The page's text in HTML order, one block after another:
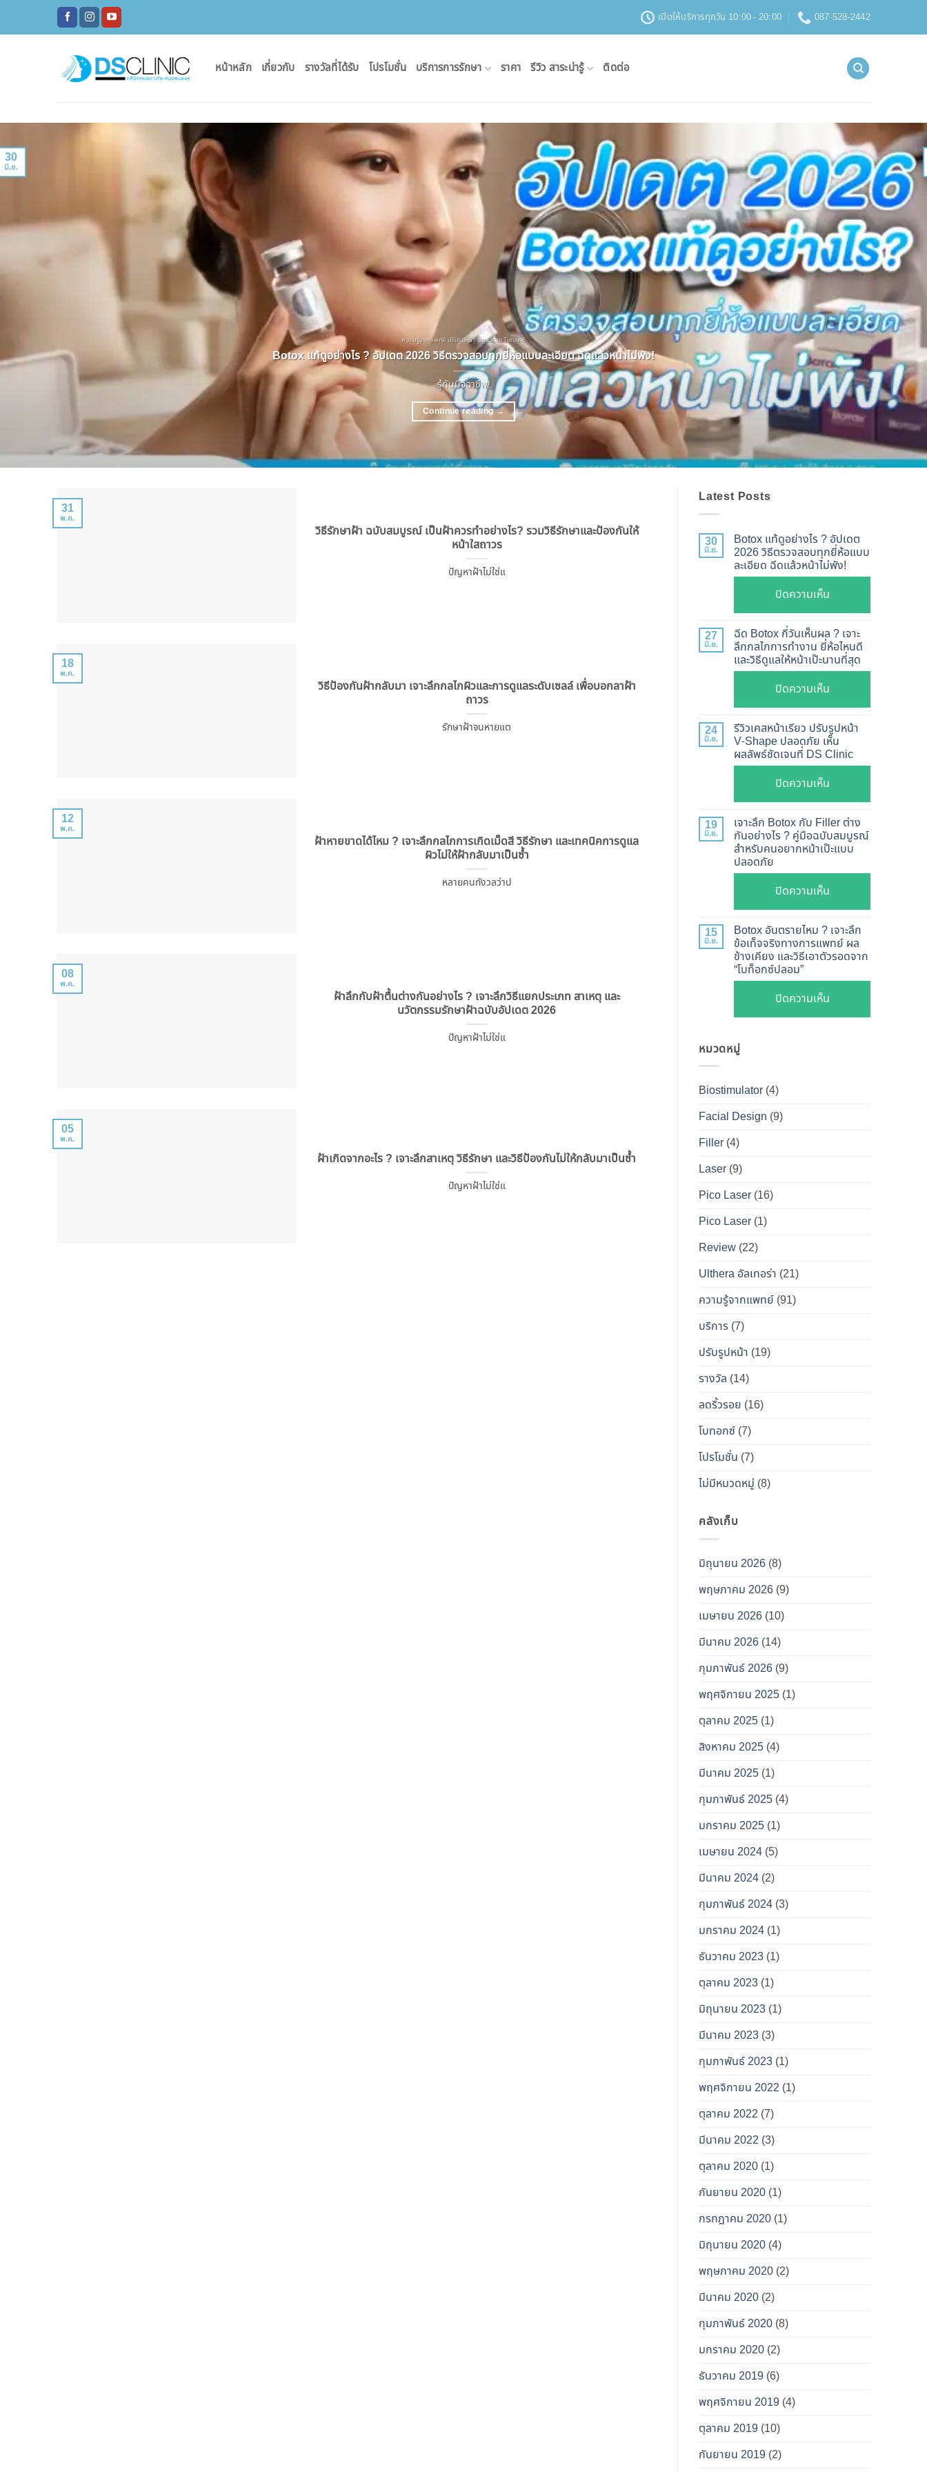
เปิดให้บริการทุกวัน 10:00 - 20:00 087-528-2442
หน้าหลัก เกี่ยวกับ รางวัลที่ได้รับ โปรโมชั่น บริการการรักษา ราคา รีวิว สาระน่ารู้ ติดต่อ
ความรู้จากแพทย์ ปรับรูปหน้า ลดริ้วรอย โบทอกซ์
Botox แท้ดูอย่างไร ? อัปเดต 2026 วิธีตรวจสอบทุกยี่ห้อแบบละเอียด ฉีดแล้วหน้าไม่พัง!
รู้ทันมิจฉาชีพ!
Continue reading→
30
มิ.ย.
วิธีรักษาฝ้า ฉบับสมบูรณ์ เป็นฝ้าควรทำอย่างไร? รวมวิธีรักษาและป้องกันให้
หน้าใสถาวร
ปัญหาฝ้าไม่ใช่แ
31
พ.ค.
วิธีป้องกันฝ้ากลับมา เจาะลึกกลไกผิวและการดูแลระดับเซลล์ เพื่อบอกลาฝ้า
ถาวร
รักษาฝ้าจนหายแต
18
พ.ค.
ฝ้าหายขาดได้ไหม ? เจาะลึกกลไกการเกิดเม็ดสี วิธีรักษา และเทคนิคการดูแล
ผิวไม่ให้ฝ้ากลับมาเป็นซ้ำ
หลายคนกังวลว่าป
12
พ.ค.
ฝ้าลึกกับฝ้าตื้นต่างกันอย่างไร ? เจาะลึกวิธีแยกประเภท สาเหตุ และ
นวัตกรรมรักษาฝ้าฉบับอัปเดต 2026
ปัญหาฝ้าไม่ใช่แ
08
พ.ค.
ฝ้าเกิดจากอะไร ? เจาะลึกสาเหตุ วิธีรักษา และวิธีป้องกันไม่ให้กลับมาเป็นซ้ำ
ปัญหาฝ้าไม่ใช่แ
05
พ.ค.
Latest Posts
30
มิ.ย.
Botox แท้ดูอย่างไร ? อัปเดต
2026 วิธีตรวจสอบทุกยี่ห้อแบบ
ละเอียด ฉีดแล้วหน้าไม่พัง!
ปิดความเห็นบน
Botox
แท้
ดู
อย่างไร
อัปเดต
วิธี
ตรวจ
สอบ
ทุก
ยี่ห้อ
แบบ
ละเอียด
ฉีด
แล้ว
หน้า
27
มิ.ย.
ฉีด Botox กี่วันเห็นผล ? เจาะ
ลึกกลไกการทำงาน ยี่ห้อไหนดี
และวิธีดูแลให้หน้าเป๊ะนานที่สุด
ปิดความเห็นบน
ฉีด
Botox
กี่
วัน
ผล
เจาะ
ลึก
การ
ทำงาน
ยี่ห้อ
ไหน
ดี
และ
วิธี
ดูแล
ให้
24
มิ.ย.
รีวิวเคสหน้าเรียว ปรับรูปหน้า
V-Shape ปลอดภัย เห็น
ผลลัพธ์ชัดเจนที่ DS Clinic
ปิดความเห็นบน
รีวิว
เคส
หน้า
เรียว
รูป
Shape
ปลอดภัย
ชัดเจน
19
มิ.ย.
เจาะลึก Botox กับ Filler ต่าง
กันอย่างไร ? คู่มือฉบับสมบูรณ์
สำหรับคนอยากหน้าเป๊ะแบบ
ปลอดภัย
ปิดความเห็นบน
เจาะ
ลึก
Botox
กับ
ต่าง
15
มิ.ย.
Botox อันตรายไหม ? เจาะลึก
ข้อเท็จจริงทางการแพทย์ ผล
ข้างเคียง และวิธีเอาตัวรอดจาก
“โบท็อกซ์ปลอม”
ปิดความเห็นบน
Botox
หมวดหมู่
Biostimulator (4)
Facial Design (9)
Filler (4)
Laser (9)
Pico Laser (16)
Pico Laser (1)
Review (22)
Ulthera อัลเทอร่า (21)
ความรู้จากแพทย์ (91)
บริการ (7)
ปรับรูปหน้า (19)
รางวัล (14)
ลดริ้วรอย (16)
โบทอกซ์ (7)
โปรโมชั่น (7)
ไม่มีหมวดหมู่ (8)
คลังเก็บ
มิถุนายน 2026 (8)
พฤษภาคม 2026 (9)
เมษายน 2026 (10)
มีนาคม 2026 (14)
กุมภาพันธ์ 2026 (9)
พฤศจิกายน 2025 (1)
ตุลาคม 2025 (1)
สิงหาคม 2025 (4)
มีนาคม 2025 (1)
กุมภาพันธ์ 2025 (4)
มกราคม 2025 (1)
เมษายน 2024 (5)
มีนาคม 2024 (2)
กุมภาพันธ์ 2024 (3)
มกราคม 2024 (1)
ธันวาคม 2023 (1)
ตุลาคม 2023 (1)
มิถุนายน 2023 (1)
มีนาคม 2023 (3)
กุมภาพันธ์ 2023 (1)
พฤศจิกายน 2022 (1)
ตุลาคม 2022 (7)
มีนาคม 2022 (3)
ตุลาคม 2020 (1)
กันยายน 2020 (1)
กรกฎาคม 2020 (1)
มิถุนายน 2020 (4)
พฤษภาคม 2020 (2)
มีนาคม 2020 (2)
กุมภาพันธ์ 2020 (8)
มกราคม 2020 (2)
ธันวาคม 2019 (6)
พฤศจิกายน 2019 (4)
ตุลาคม 2019 (10)
กันยายน 2019 (2)